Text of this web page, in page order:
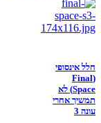
חלל אינסופי
(Final
Space) לא
תמשיך אחרי
עונה 3